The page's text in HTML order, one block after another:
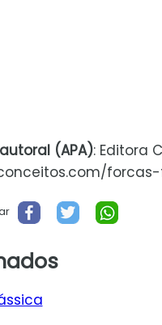
(APA): Editora
forcas-